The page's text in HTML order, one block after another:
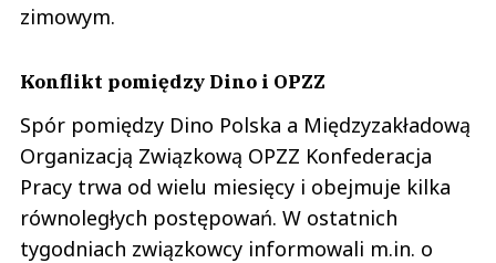
zimowym.
Konflikt pomiędzy Dino i OPZZ
Spór pomiędzy Dino Polska a Międzyzakładową
Organizacją Związkową OPZZ Konfederacja
Pracy trwa od wielu miesięcy i obejmuje kilka
równoległych postępowań. W ostatnich
tygodniach związkowcy informowali m.in. o